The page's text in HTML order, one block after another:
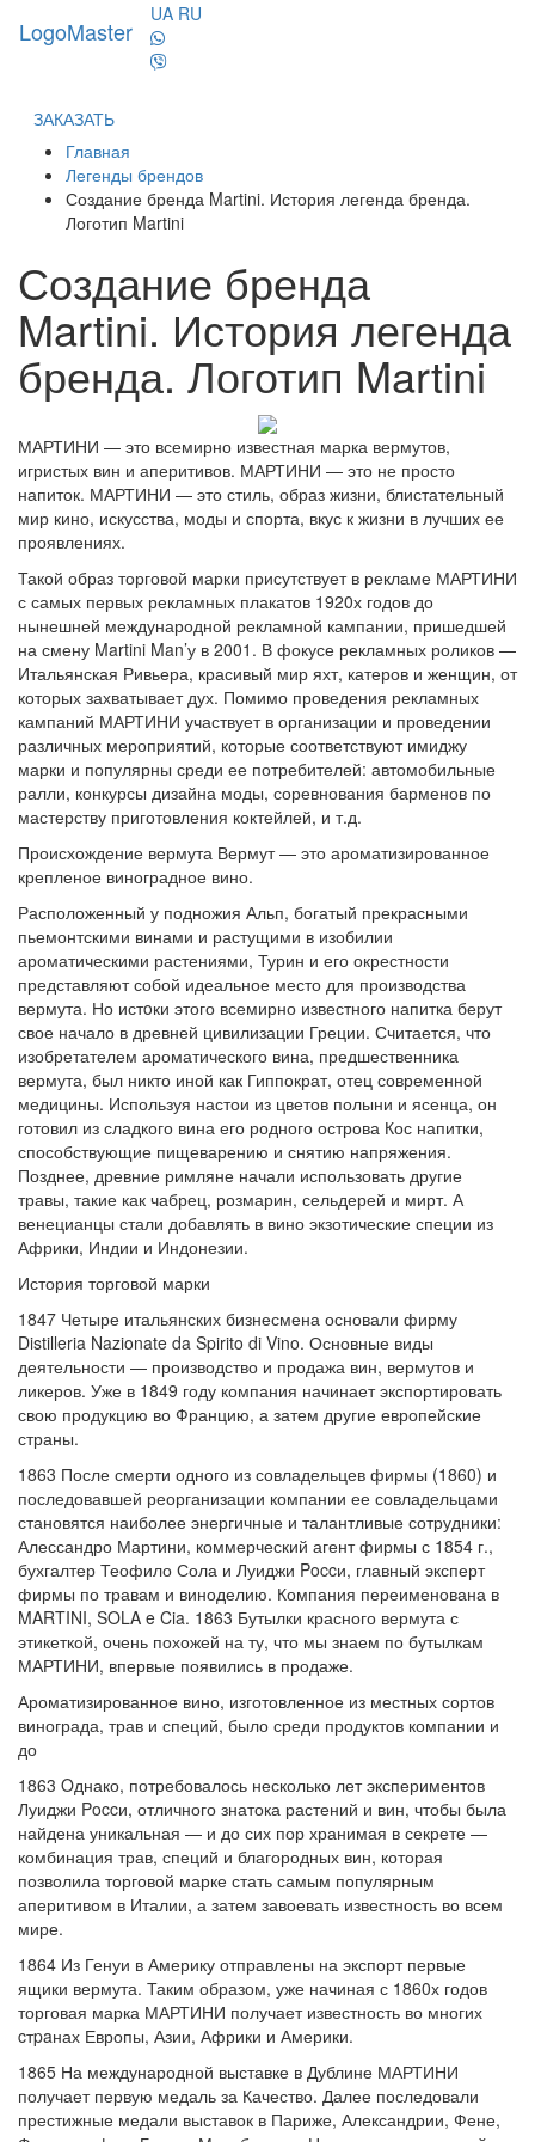
LogoMaster
UA RU
ЗАКАЗАТЬ
Главная
Легенды брендов
Создание бренда Martini. История легенда бренда.
Логотип Martini
Создание бренда
Martini. История легенда
бренда. Логотип Martini
МАРТИНИ — это всемирно известная марка вермутов,
игристых вин и аперитивов. МАРТИНИ — это не просто
напиток. МАРТИНИ — это стиль, образ жизни, блистательный
мир кино, искусства, моды и спорта, вкус к жизни в лучших ее
проявлениях.
Такой образ торговой марки присутствует в рекламе МАРТИНИ
с самых первых рекламных плакатов 1920х годов до
нынешней международной рекламной кампании, пришедшей
на смену Martini Man’у в 2001. В фокусе рекламных роликов —
Итальянская Ривьера, красивый мир яхт, катеров и женщин, от
которых захватывает дух. Помимо проведения рекламных
кампаний МАРТИНИ участвует в организации и проведении
различных мероприятий, которые соответствуют имиджу
марки и популярны среди ее потребителей: автомобильные
ралли, конкурсы дизайна моды, соревнования барменов по
мастерству приготовления коктейлей, и т.д.
Происхождение вермута Вермут — это ароматизированное
крепленое виноградное вино.
Расположенный у подножия Альп, богатый прекрасными
пьемонтскими винами и растущими в изобилии
ароматическими растениями, Турин и его окрестности
представляют собой идеальное место для производства
вермута. Но истoки этого всемирно известного напитка берут
свое начало в древней цивилизации Греции. Считается, что
изобретателем ароматического вина, предшественника
вермута, был никто иной как Гиппократ, отец современной
медицины. Используя настои из цветов полыни и ясенца, он
готовил из сладкого вина его родного острова Кос напитки,
способствующие пищеварению и снятию напряжения.
Позднее, древние римляне начали использовать другие
травы, такие как чабрец, розмарин, сельдерей и мирт. А
венецианцы стали добавлять в вино экзотические специи из
Африки, Индии и Индонезии.
История торговой марки
1847 Четыре итальянских бизнесмена основали фирму
Distilleria Nazionate da Spirito di Vino. Основные виды
деятельности — производство и продажа вин, вермутов и
ликеров. Уже в 1849 году компания начинает экспортировать
свою продукцию во Францию, а затем другие европейские
страны.
1863 После смерти одного из совладельцев фирмы (1860) и
последовавшей реорганизации компании ее совладельцами
становятся наиболее энергичные и талантливые сотрудники:
Алессандро Мартини, коммерческий агент фирмы с 1854 г.,
бухгалтер Теофило Сола и Луиджи Poccи, главный эксперт
фирмы по травам и виноделию. Компания переименована в
MARTINI, SOLA e Cia. 1863 Бутылки красного вермута с
этикеткой, очень похожей на ту, что мы знаем по бутылкам
МАРТИНИ, впервые появились в продаже.
Ароматизированное вино, изготовленное из местных сортов
винограда, трав и специй, было среди продуктов компании и
до
1863 Oднако, потребовалось несколько лет экспериментов
Луиджи Poccи, отличного знатока растений и вин, чтобы была
найдена уникальная — и до сих пор хранимая в секрете —
комбинация трав, специй и благородных вин, которая
позволила торговой марке стать самым популярным
аперитивом в Италии, а затем завоевать известность во всем
мире.
1864 Из Генуи в Америку отправлены на экспорт первые
ящики вермута. Таким образом, уже начиная с 1860х годов
торговая марка МАРТИНИ получает известность во многих
cтpaнах Европы, Азии, Африки и Америки.
1865 На международной выставке в Дублине МАРТИНИ
получает первую медаль за Качество. Далее последовали
престижные медали выставок в Париже, Александрии, Фене,